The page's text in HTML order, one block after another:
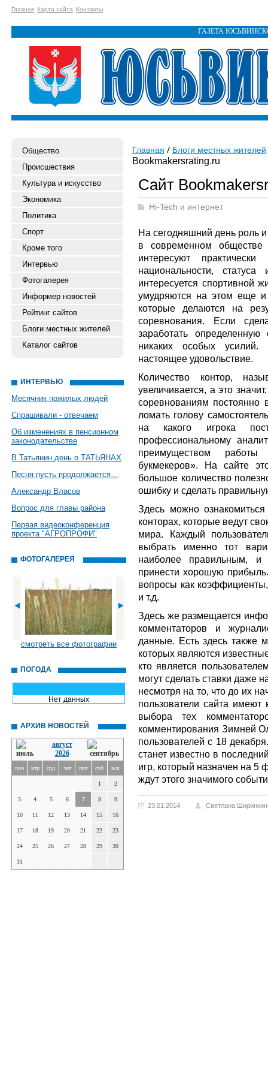
Главная Карта сайта Контакты
ГАЗЕТА
Общество
Происшествия
Культура и искусство
Экономика
Политика
Спорт
Кроме того
Интервью
Фотогалерея
Информер новостей
Рейтинг сайтов
Блоги местных жителей
Каталог сайтов
ИНТЕРВЬЮ
Месячник пожилых людей
Спрашивали - отвечаем
Об изменениях в пенсионном
законодательстве
В Татьянин день о ТАТЬЯНАХ
Песня пусть продолжается…
Александр Власов
Вопрос для главы района
Первая видеоконференция
проекта "АГРОПРОФИ"
ФОТОГАЛЕРЕЯ
смотреть все фотографии
ПОГОДА
Нет данных
АРХИВ НОВОСТЕЙ
август
2026
пон втр срд чет пят суб вск
1 2
3 4 5 6 7 8 9
10 11 12 13 14 15 16
17 18 19 20 21 22 23
24 25 26 27 28 29 30
31
Главная Блоги местных жителей
Bookmakersrating.ru
Сайт
Hi-Tech и интернет
На сегодняшний день роль
в современном обществе
интересуют
национальности,
интересуется спортивной
умудряются на этом еще и
которые делаются на
соревнования. Если
заработать
никаких особых усилий.
настоящее удовольствие.
Количество контор,
увеличивается, а это
соревнованиям постоянно
ломать голову
на какого игрока
профессиональному
преимуществом работы
букмекеров». На сайте
большое количество
ошибку и сделать
Здесь можно
конторах, которые ведут
мира. Каждый
выбрать именно тот
наиболее правильным, и
принести хорошую
вопросы как
и т.д.
Здесь же размещается
комментаторов и
данные. Есть здесь также
которых являются
кто является
могут сделать ставки даже
несмотря на то, что до их
пользователи сайта имеют
выбора тех
комментирования Зимней
пользователей с 18
станет известно в
игр, который назначен на 5
ждут этого значимого
23.01.2014 Светлана